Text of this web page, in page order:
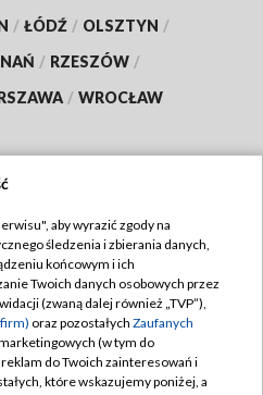
/ ŁÓDŹ / OLSZTYN /
/ RZESZÓW /
/ WROCŁAW
TVP
TVP
prywatności
zgody
aby wyrazić zgody na
śledzenia i zbierania danych,
końcowym i ich
Twoich danych osobowych przez
(zwaną dalej również „TVP”),
oraz pozostałych Zaufanych
(w tym do
do Twoich zainteresowań i
które wskazujemy poniżej, a